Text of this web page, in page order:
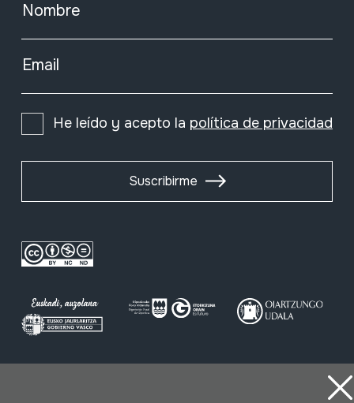
Nombre
Email
He leído y acepto la política de privacidad
Suscribirme